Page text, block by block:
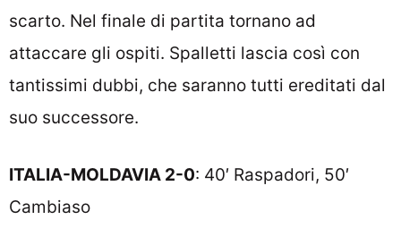
scarto. Nel finale di partita tornano ad
attaccare gli ospiti. Spalletti lascia così con
tantissimi dubbi, che saranno tutti ereditati dal
suo successore.
ITALIA-MOLDAVIA 2-0: 40′ Raspadori, 50′
Cambiaso